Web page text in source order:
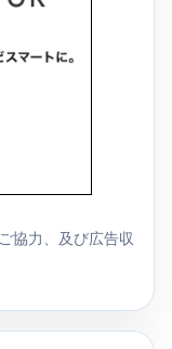
協力、及び広告収